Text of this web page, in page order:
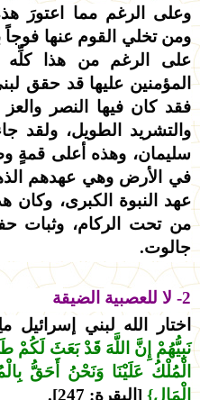
وعلى الرغم مما اعتورَ
ومن تخلي القوم عنها
على الرغم من هذا كلِّه
المؤمنين عليها قد حقق
فقد كان فيها النصر والعز
والتشريد الطويل، ولقد
سليمان، وهذه أعلى قمةٍ
في الأرض وهي عهدهم
عهد النبوة الكبرى، وكان
من تحت الركام، وثبات
جالوت.
2- لا للعصبية الضيقة
اختار الله لبني إسرائيل
نَبِيُّهُمْ إِنَّ اللَّهَ قَدْ بَعَثَ لَكُمْ
الْمُلْكُ عَلَيْنَا وَنَحْنُ أَحَقُّ
الْمَالِ} [البقرة: 247].